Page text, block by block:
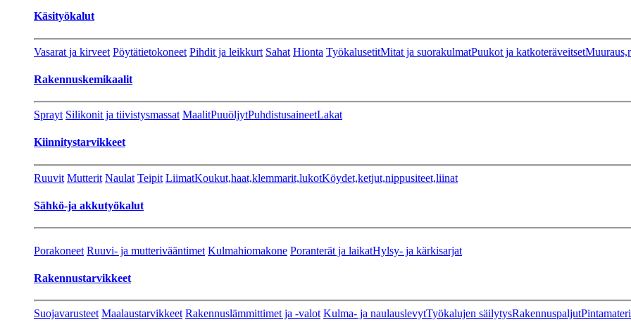
Käsityökalut
Vasarat ja kirveet Pöytätietokoneet Pihdit ja leikkurt Sahat Hionta TyökalusetitMitat ja suorakulmatPuukot ja katkoteräveitset
Rakennuskemikaalit
Sprayt Silikonit ja tiivistysmassat MaalitPuuöljytPuhdistusaineetLakat
Kiinnitystarvikkeet
Ruuvit Mutterit Naulat Teipit LiimatKoukut,haat,klemmarit,lukotKöydet,ketjut,nippusiteet,liinat
Sähkö-ja akkutyökalut
Porakoneet Ruuvi- ja mutterivääntimet Kulmahiomakone Poranterät ja laikatHylsy- ja kärkisarjat
Rakennustarvikkeet
Suojavarusteet Maalaustarvikkeet Rakennuslämmittimet ja -valot Kulma- ja naulauslevytTyökalujen säilytysRakennuspaljut